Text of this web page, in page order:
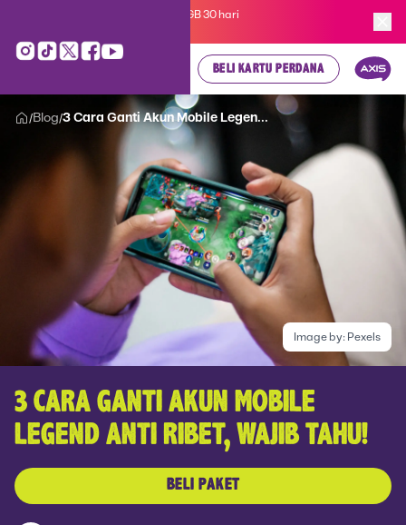
Kartu Perdana AXIS Suka-Suka 3GB 30 hari
BELI KARTU PERDANA
/Blog/3 Cara Ganti Akun Mobile Legen...
Image by: Pexels
3 CARA GANTI AKUN MOBILE
LEGEND ANTI RIBET, WAJIB TAHU!
BELI PAKET